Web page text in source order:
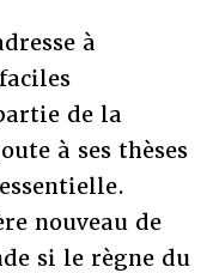
à
de la
à ses thèses
nouveau de
si le règne du